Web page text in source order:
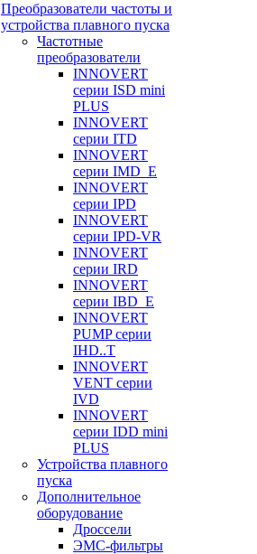
Преобразователи частоты и
устройства плавного пуска
Частотные
преобразователи
INNOVERT
серии ISD mini
PLUS
INNOVERT
серии ITD
INNOVERT
серии IMD_E
INNOVERT
серии IPD
INNOVERT
серии IPD-VR
INNOVERT
серии IRD
INNOVERT
серии IBD_E
INNOVERT
PUMP серии
IHD..T
INNOVERT
VENT серии
IVD
INNOVERT
серии IDD mini
PLUS
Устройства плавного
пуска
Дополнительное
оборудование
Дроссели
ЭМС-фильтры